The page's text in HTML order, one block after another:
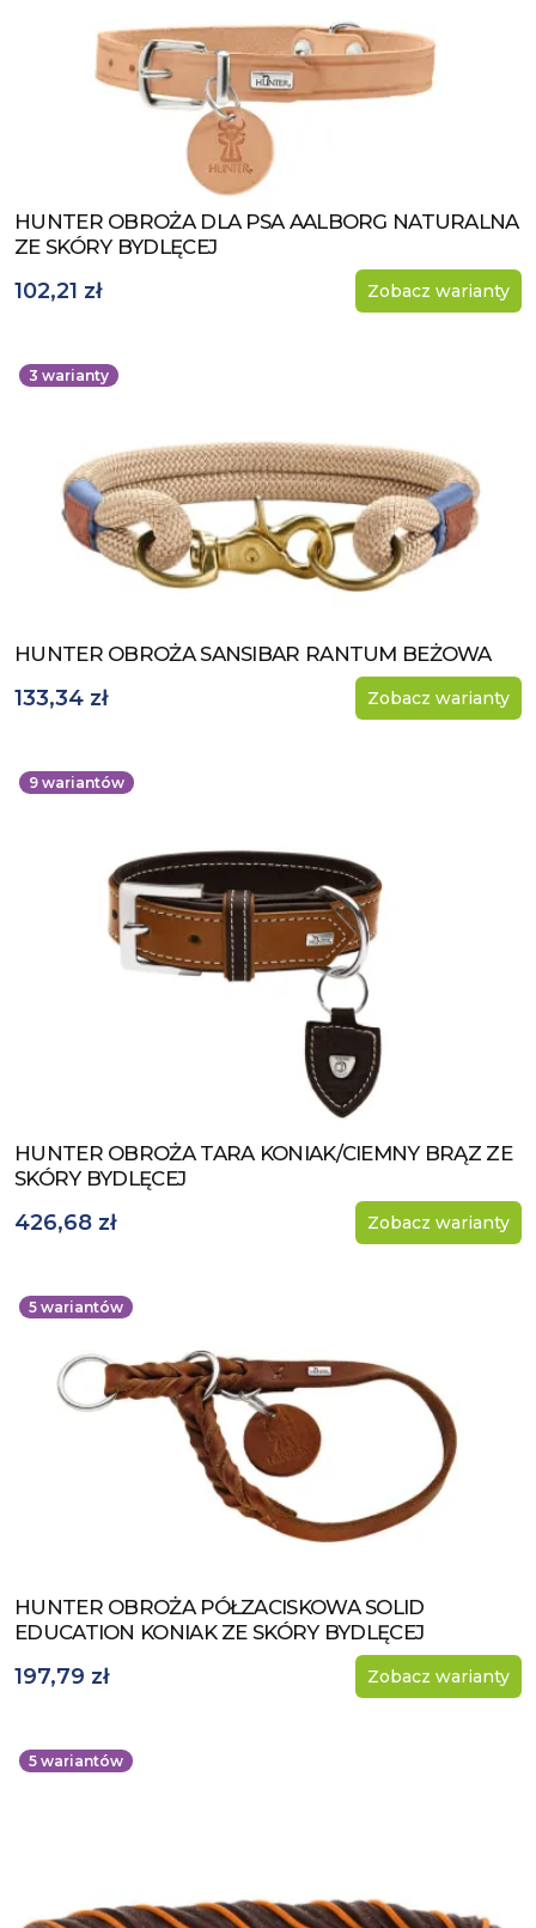
Zobacz produkt
HUNTER OBROŻA DLA PSA AALBORG NATURALNA
ZE SKÓRY BYDLĘCEJ
102,21 zł Zobacz warianty
3 warianty
Zobacz produkt
HUNTER OBROŻA SANSIBAR RANTUM BEŻOWA
133,34 zł Zobacz warianty
9 wariantów
Zobacz produkt
HUNTER OBROŻA TARA KONIAK/CIEMNY BRĄZ ZE
SKÓRY BYDLĘCEJ
426,68 zł Zobacz warianty
5 wariantów
Zobacz produkt
HUNTER OBROŻA PÓŁZACISKOWA SOLID
EDUCATION KONIAK ZE SKÓRY BYDLĘCEJ
197,79 zł Zobacz warianty
5 wariantów